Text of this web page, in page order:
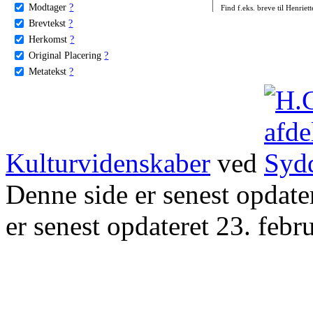
Modtager ?
Brevtekst ?
Herkomst ?
Original Placering ?
Metatekst ?
Find f.eks. breve til
Kulturvidenskaber ved
Denne side er senest
er senest opdateret 23.